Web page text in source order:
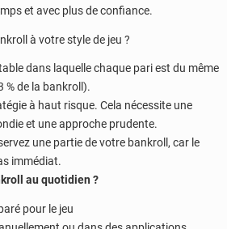
et avec plus de confiance.
à votre style de jeu ?
dans laquelle chaque pari est du même
% de la bankroll).
à haut risque. Cela nécessite une
et une approche prudente.
une partie de votre bankroll, car le
immédiat.
au quotidien ?
pour le jeu